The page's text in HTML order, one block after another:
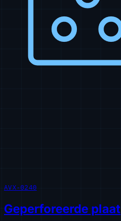
AVX-0240
Geperforeerde plaat